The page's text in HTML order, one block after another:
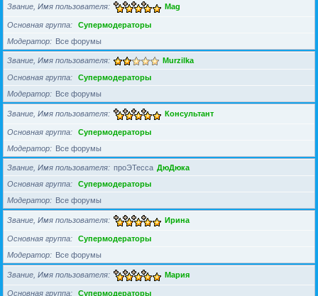
Звание, Имя пользователя Mag
Основная группа
Супермодераторы
Модератор
Все форумы
Звание, Имя пользователя Murzilka
Основная группа
Супермодераторы
Модератор
Все форумы
Звание, Имя пользователя Консультант
Основная группа
Супермодераторы
Модератор
Все форумы
Звание, Имя пользователя проЭТесса ДюДюка
Основная группа
Супермодераторы
Модератор
Все форумы
Звание, Имя пользователя Ирина
Основная группа
Супермодераторы
Модератор
Все форумы
Звание, Имя пользователя Мария
Основная группа Супермодераторы